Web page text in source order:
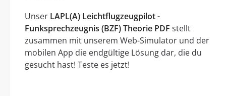
Unser LAPL(A) Leichtflugzeugpilot -
Funksprechzeugnis (BZF) Theorie PDF stellt
zusammen mit unserem Web-Simulator und der
mobilen App die endgültige Lösung dar, die du
gesucht hast! Teste es jetzt!